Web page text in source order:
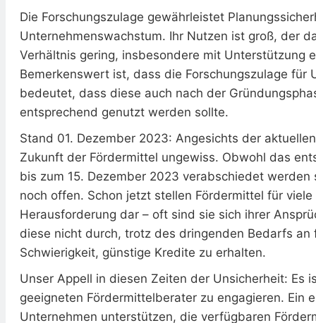
Die Forschungszulage gewährleistet
Unternehmenswachstum. Ihr Nutzen ist groß, der
Verhältnis gering, insbesondere mit Unterstützung
Bemerkenswert ist, dass die Forschungszulage für
bedeutet, dass diese auch nach der
entsprechend genutzt werden sollte.
Stand 01. Dezember 2023: Angesichts der
Zukunft der Fördermittel ungewiss. Obwohl das
bis zum 15. Dezember 2023 verabschiedet
noch offen. Schon jetzt stellen Fördermittel für
Herausforderung dar – oft sind sie sich ihrer
diese nicht durch, trotz des dringenden Bedarfs
Schwierigkeit, günstige Kredite zu erhalten.
Unser Appell in diesen Zeiten der Unsicherheit: Es
geeigneten Fördermittelberater zu engagieren. Ein
Unternehmen unterstützen, die verfügbaren